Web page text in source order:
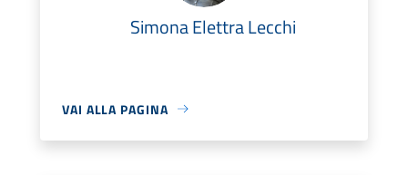
Simona Elettra Lecchi
VAI ALLA PAGINA